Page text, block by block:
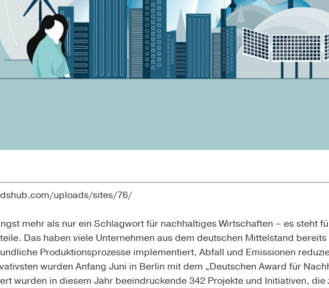
uploads/sites/76/
mehr als nur ein Schlagwort für nachhaltiges Wirtschaften – es steht
Das haben viele Unternehmen aus dem deutschen Mittelstand
Produktionsprozesse implementiert, Abfall und Emissionen
wurden Anfang Juni in Berlin mit dem „Deutschen Award für
wurden in diesem Jahr beeindruckende 342 Projekte und Initiativen, die